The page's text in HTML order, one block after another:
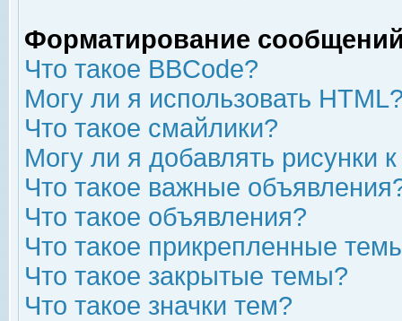
Форматирование
Что такое BBCode?
Могу ли я использовать
Что такое смайлики?
Могу ли я добавлять рисунки
Что такое важные
Что такое объявления?
Что такое прикрепленные
Что такое закрытые темы?
Что такое значки тем?